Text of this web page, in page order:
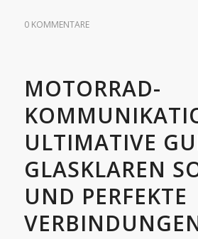
0 KOMMENTARE
MOTORRAD-
ULTIMATIVE
GLASKLAREN
UND PERFEKTE